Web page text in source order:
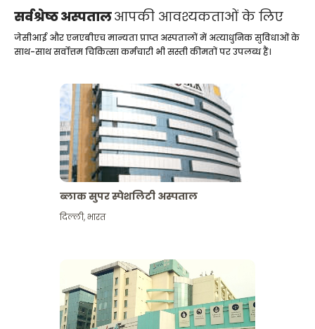
सर्वश्रेष्ठ अस्पतालआपकी आवश्यकताओं के लिए
जेसीआई और एनएबीएच मान्यता प्राप्त अस्पतालों में अत्याधुनिक सुविधाओं के
साथ-साथ सर्वोत्तम चिकित्सा कर्मचारी भी सस्ती कीमतों पर उपलब्ध हैं।
ब्लाक सुपर स्पेशलिटी अस्पताल
दिल्ली,भारत